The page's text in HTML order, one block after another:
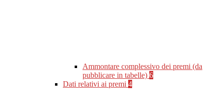
Ammontare complessivo dei premi (da
pubblicare in tabelle) 6
Dati relativi ai premi 4